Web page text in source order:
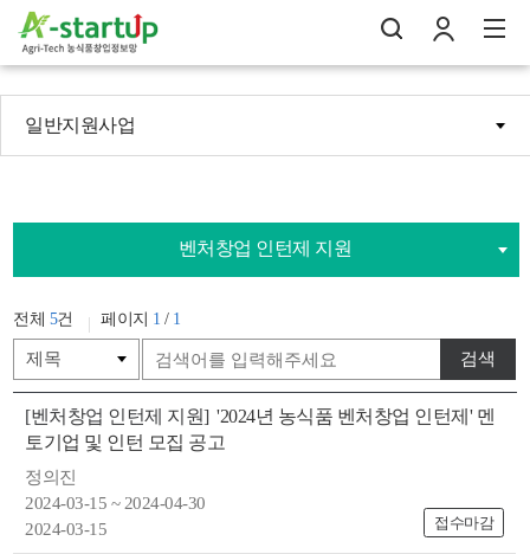
그 체
일반지원사업
벤처창업 인턴제 지원
전체 5건 페이지 1 / 1
검색
[벤처창업 인턴제 지원] '2024년 농식품 벤처창업 인턴제' 멘
토기업 및 인턴 모집 공고
정의진
2024-03-15 ~ 2024-04-30
2024-03-15
접수마감